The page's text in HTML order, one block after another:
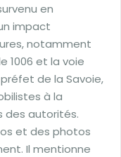
en
impact
notamment
1006 et la voie
de la Savoie,
à la
des autorités.
et des photos
Il mentionne